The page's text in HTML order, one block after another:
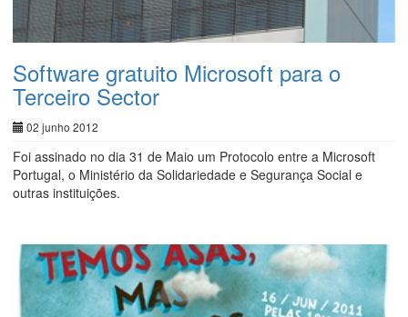
Software gratuito Microsoft para o
Terceiro Sector
02 junho 2012
Foi assinado no dia 31 de Maio um Protocolo entre a Microsoft
Portugal, o Ministério da Solidariedade e Segurança Social e
outras instituições.